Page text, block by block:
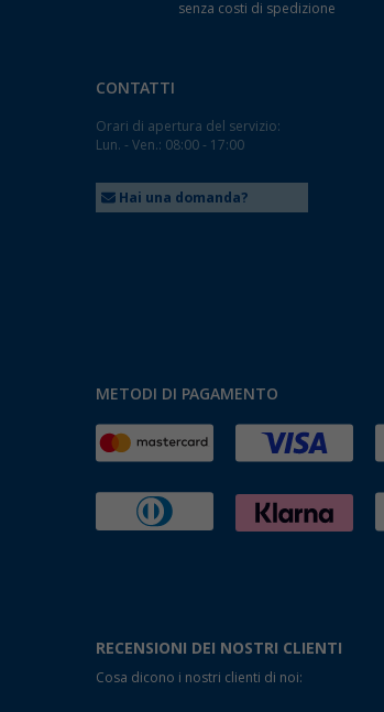
senza costi di spedizione
CONTATTI
Orari di apertura del servizio:
Lun. - Ven.: 08:00 - 17:00
Hai una domanda?
METODI DI PAGAMENTO
RECENSIONI DEI NOSTRI CLIENTI
Cosa dicono i nostri clienti di noi: